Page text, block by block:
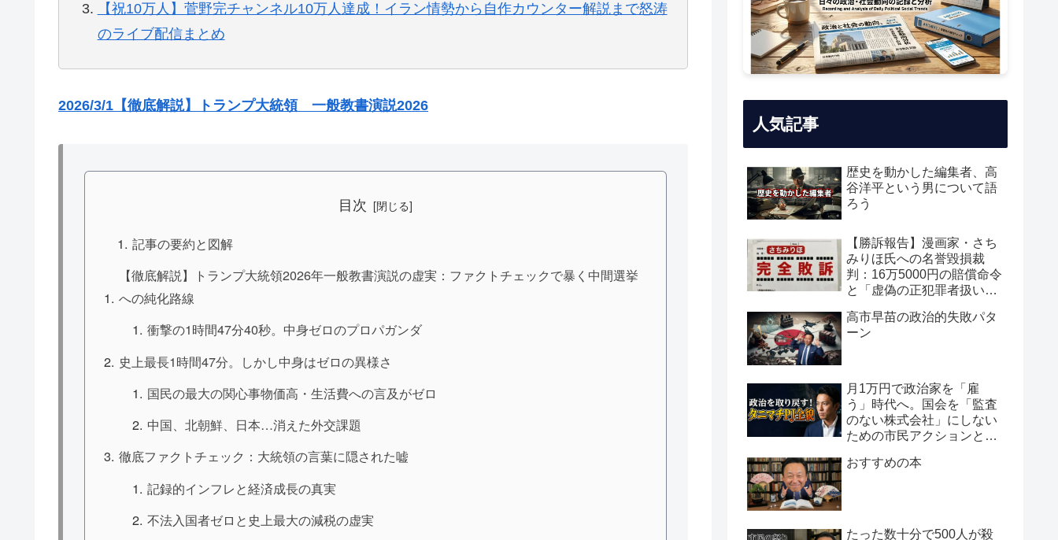
【祝10万人】菅野完チャンネル10万人達成！イラン情勢から自作カウンター解説まで怒涛
のライブ配信まとめ
2026/3/1【徹底解説】トランプ大統領 一般教書演説2026
目次
記事の要約と図解
【徹底解説】トランプ大統領2026年一般教書演説の虚実：ファクトチェックで暴く中間選挙
への純化路線
衝撃の1時間47分40秒。中身ゼロのプロパガンダ
史上最長1時間47分。しかし中身はゼロの異様さ
国民の最大の関心事物価高・生活費への言及がゼロ
中国、北朝鮮、日本…消えた外交課題
徹底ファクトチェック：大統領の言葉に隠された嘘
記録的インフレと経済成長の真実
不法入国者ゼロと史上最大の減税の虚実
人気記事
歴史を動かした編集者、高
谷洋平という男について語
ろう
【勝訴報告】漫画家・さち
みりほ氏への名誉毀損裁
判：16万5000円の賠償命令
と「虚偽の正犯罪者扱い」
高市早苗の政治的失敗パタ
ーン
月1万円で政治家を「雇
う」時代へ。国会を「監査
のない株式会社」にしない
ための市民アクションと組
おすすめの本
たった数十分で500人が殺